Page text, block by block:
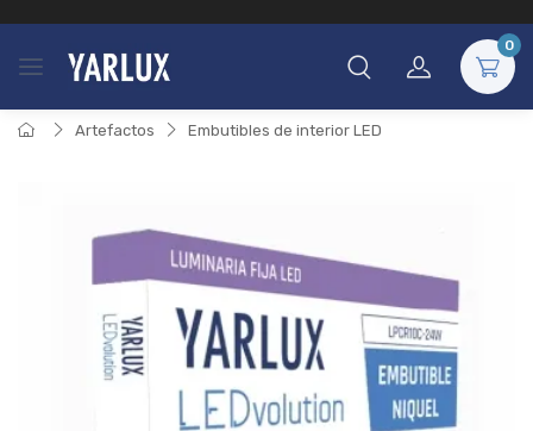
0
Artefactos Embutibles de interior LED